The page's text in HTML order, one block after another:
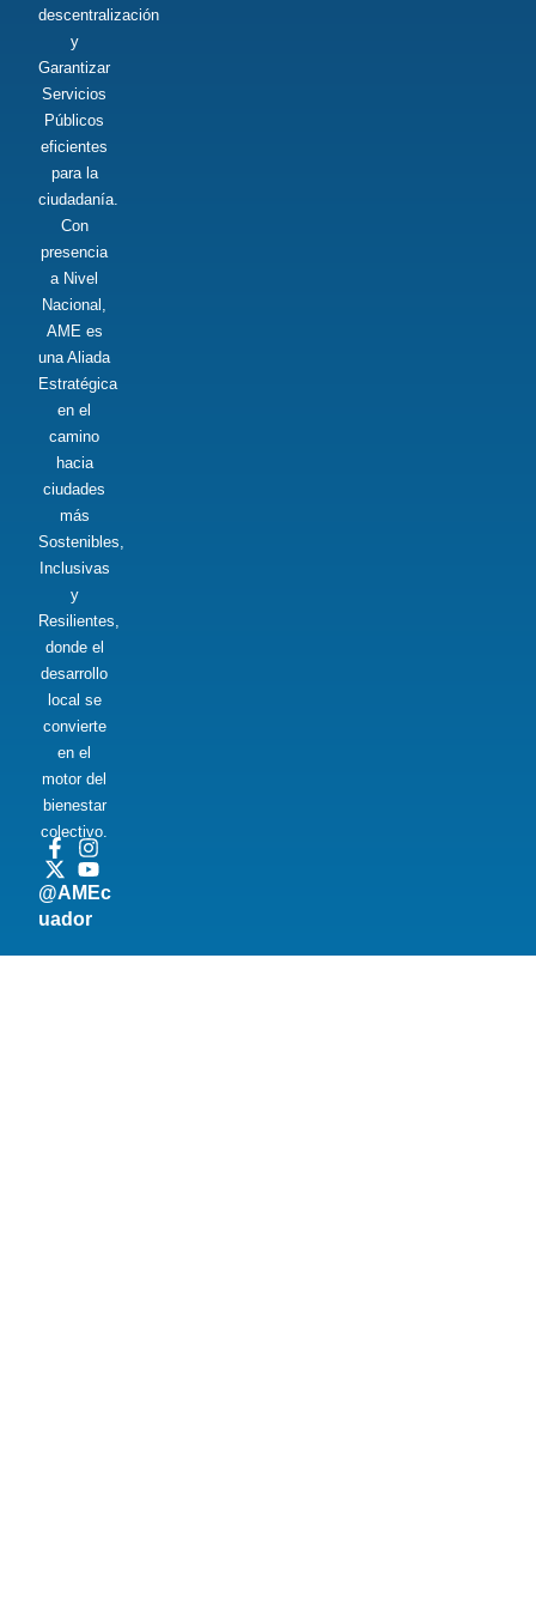
descentralización
y
Garantizar
Servicios
Públicos
eficientes
para la
ciudadanía.
Con
presencia
a Nivel
Nacional,
AME es
una Aliada
Estratégica
en el
camino
hacia
ciudades
más
Sostenibles,
Inclusivas
y
Resilientes,
donde el
desarrollo
local se
convierte
en el
motor del
bienestar
colectivo.
@AMEc
uador